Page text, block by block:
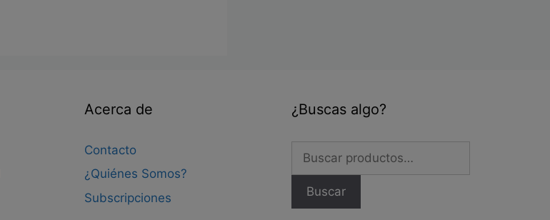
producto
Acerca de
Contacto
¿Quiénes Somos?
Subscripciones
¿Buscas algo?
por:
Buscar